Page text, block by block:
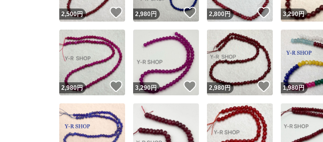
2,500円 いいね！
2,980円 いいね！
2,800円 いいね！
3,290円
2,980円 いいね！
3,290円 いいね！
2,980円 いいね！
1,980円